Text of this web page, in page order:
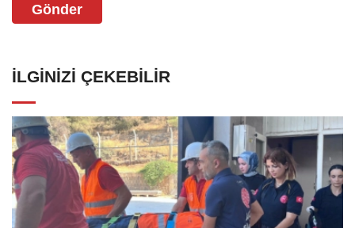
Gönder
İLGINIZI ÇEKEBILIR